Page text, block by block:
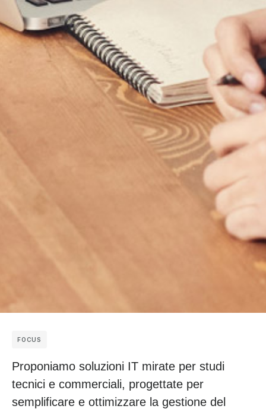
FOCUS
Proponiamo soluzioni IT mirate per studi
tecnici e commerciali, progettate per
semplificare e ottimizzare la gestione del